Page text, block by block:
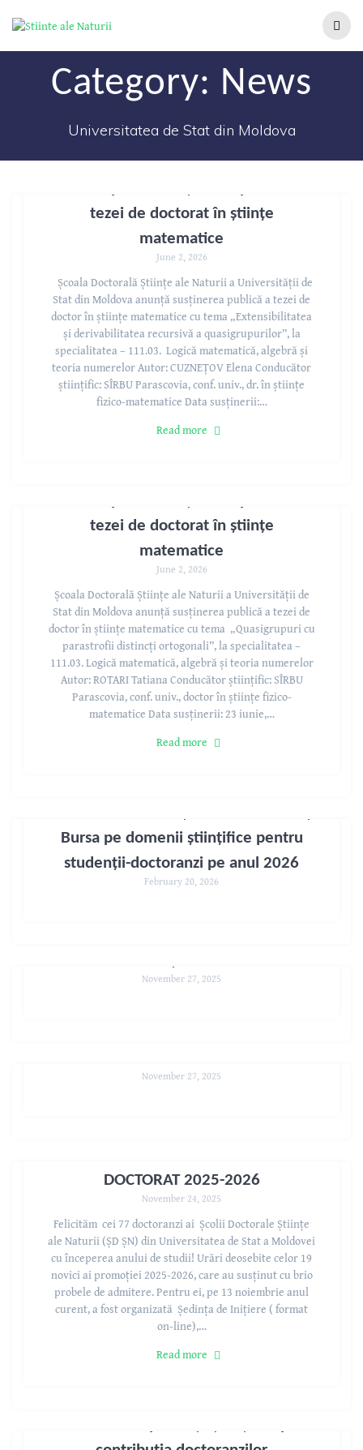
Category: News
Universitatea de Stat din Moldova
tezei de doctorat în științe
matematice
June 2, 2026
Școala Doctorală Științe ale Naturii a Universității de
Stat din Moldova anunță susținerea publică a tezei de
doctor în științe matematice cu tema „Extensibilitatea
și derivabilitatea recursivă a quasigrupurilor”, la
specialitatea – 111.03. Logică matematică, algebră și
teoria numerelor Autor: CUZNEȚOV Elena Conducător
științific: SÎRBU Parascovia, conf. univ., dr. în științe
fizico-matematice Data susținerii:…
Read more
tezei de doctorat în științe
matematice
June 2, 2026
Școala Doctorală Științe ale Naturii a Universității de
Stat din Moldova anunță susținerea publică a tezei de
doctor în științe matematice cu tema „Quasigrupuri cu
parastrofii distincți ortogonali”, la specialitatea –
111.03. Logică matematică, algebră și teoria numerelor
Autor: ROTARI Tatiana Conducător științific: SÎRBU
Parascovia, conf. univ., doctor în științe fizico-
matematice Data susținerii: 23 iunie,…
Read more
Bursa pe domenii științifice pentru
studenții-doctoranzi pe anul 2026
February 20, 2026
November 27, 2025
November 27, 2025
DOCTORAT 2025-2026
November 24, 2025
Felicităm cei 77 doctoranzi ai Școlii Doctorale Științe
ale Naturii (ȘD ȘN) din Universitatea de Stat a Moldovei
cu începerea anului de studii! Urări deosebite celor 19
novici ai promoției 2025-2026, care au susținut cu brio
probele de admitere. Pentru ei, pe 13 noiembrie anul
curent, a fost organizată Ședința de Inițiere ( format
on-line),…
Read more